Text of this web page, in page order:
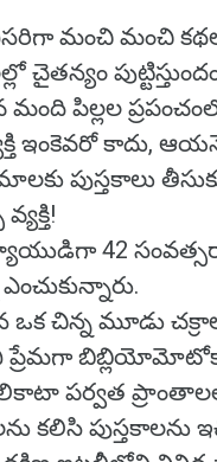
మంచి మంచి
చైతన్యం
మంది పిల్లల
ఇంకెవరో కాదు,
పుస్తకాలు
42
ఒక చిన్న మూడు
ప్రేమగా
పర్వత
కలిసి పుస్తకాలను